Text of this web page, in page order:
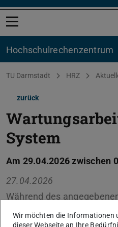
Menü öffnen
Hochschul­rechenzentrum
Sie befinden sich hier:
TU Darmstadt HRZ
zurück
System
Am 29.04.2026 zwischen
27.04.2026
Während des
Aufgrund der
Wir möchten die Informationen
dieser Webseite an Ihre